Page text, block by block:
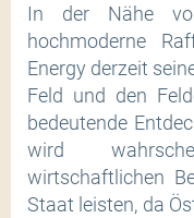
In der Nähe
hochmoderne
Energy derzeit
Feld und den
bedeutende
wird
wirtschaftlichen
Staat leisten, da